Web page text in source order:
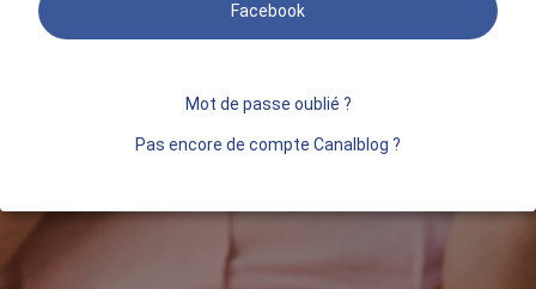
Facebook
Mot de passe oublié ?
Pas encore de compte Canalblog ?